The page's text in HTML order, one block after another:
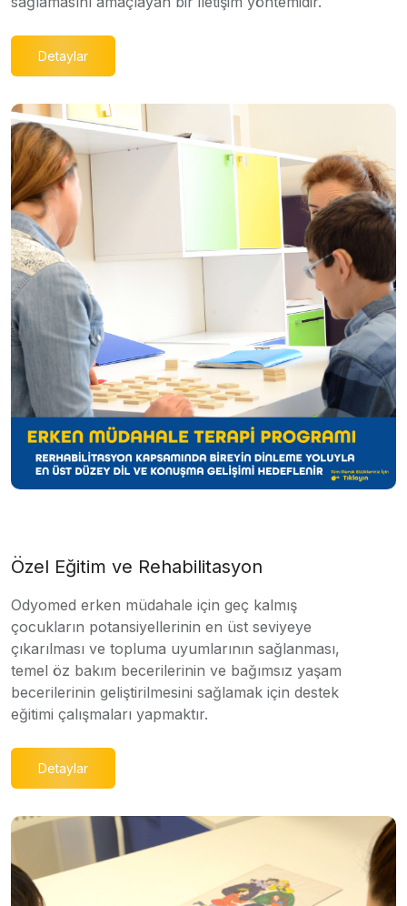
Detaylar
Özel Eğitim ve Rehabilitasyon
Odyomed erken müdahale için geç kalmış
çocukların potansiyellerinin en üst seviyeye
çıkarılması ve topluma uyumlarının sağlanması,
temel öz bakım becerilerinin ve bağımsız yaşam
becerilerinin geliştirilmesini sağlamak için destek
eğitimi çalışmaları yapmaktır.
Detaylar